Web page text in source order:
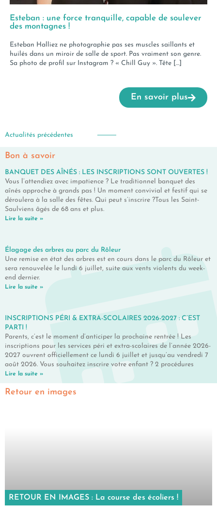
Esteban : une force tranquille, capable de soulever
des montagnes !
Esteban Halliez ne photographie pas ses muscles saillants et
huilés dans un miroir de salle de sport. Pas vraiment son genre.
Sa photo de profil sur Instagram ? « Chill Guy ». Tête […]
En savoir plus
Actualités précédentes
Bon à savoir
BANQUET DES AÎNÉS : LES INSCRIPTIONS SONT OUVERTES !
Vous l’attendiez avec impatience ? Le traditionnel banquet des
aînés approche à grands pas ! Un moment convivial et festif qui se
déroulera à la salle des fêtes. Qui peut s’inscrire ?Tous les Saint-
Saulviens âgés de 68 ans et plus.
Lire la suite »
Élagage des arbres au parc du Rôleur
Une remise en état des arbres est en cours dans le parc du Rôleur et
sera renouvelée le lundi 6 juillet, suite aux vents violents du week-
end dernier.
Lire la suite »
INSCRIPTIONS PÉRI & EXTRA-SCOLAIRES 2026-2027 : C’EST
PARTI !
Parents, c’est le moment d’anticiper la prochaine rentrée ! Les
inscriptions pour les services péri et extra-scolaires de l’année 2026-
2027 ouvrent officiellement ce lundi 6 juillet et jusqu’au vendredi 7
août 2026. Vous souhaitez inscrire votre enfant ? 2 procédures
Lire la suite »
Retour en images
RETOUR EN IMAGES : La course des écoliers !